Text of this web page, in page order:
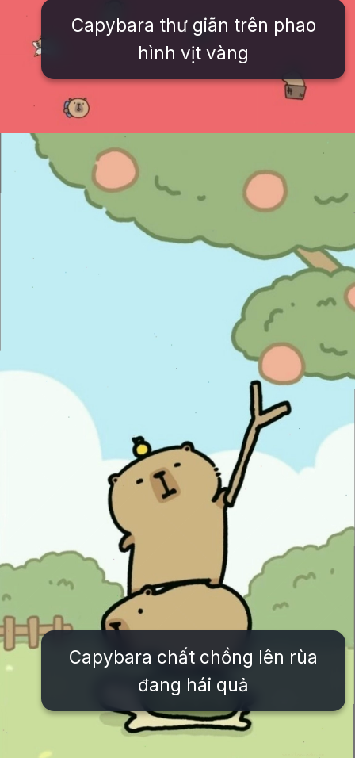
Capybara thư giãn trên phao
hình vịt vàng
Đang mở https://issiloo.edu.vn/anh-vo-tri-meme
Capybara chất chồng lên rùa
đang hái quả